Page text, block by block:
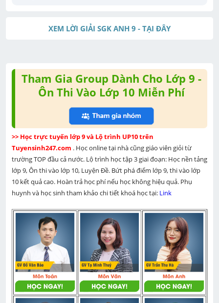
XEM LỜI GIẢI SGK ANH 9 - TẠI ĐÂY
Tham Gia Group Dành Cho Lớp 9 -
Ôn Thi Vào Lớp 10 Miễn Phí
>> Học trực tuyến lớp 9 và Lộ trình UP10 trên
Tuyensinh247.com . Học online tại nhà cũng giáo viên giỏi từ
trường TOP đầu cả nước. Lộ trình học tập 3 giai đoạn: Học nền tảng
lớp 9, Ôn thi vào lớp 10, Luyện Đề. Bứt phá điểm lớp 9, thi vào lớp
10 kết quả cao. Hoàn trả học phí nếu học không hiệu quả. Phụ
huynh và học sinh tham khảo chi tiết khoá học tại: Link